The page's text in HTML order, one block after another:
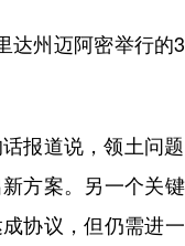
州迈阿密举行的
道说，领土问题
方案。另一个关
协议，但仍需进